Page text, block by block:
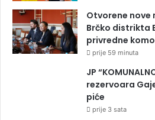
Otvorene
Brčko distrikta
privredne
prije 59 minuta
JP
rezervoara
piće
prije 3 sata